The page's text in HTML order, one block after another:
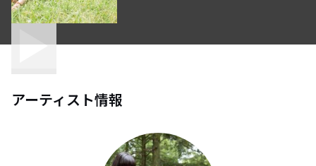
アーティスト情報